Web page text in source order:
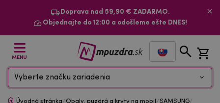
Doprava nad 59,90 € ZADARMO.
Objednajte do 12:00 a odošleme ešte DNES!
MENU
Vyberte značku zariadenia
Úvodná stránka/Obaly, puzdrá a kryty na mobil /SAMSUNG/